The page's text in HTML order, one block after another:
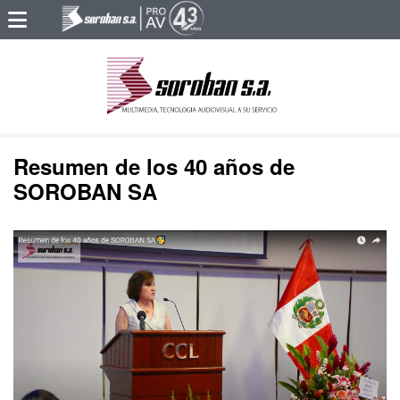
Resumen de los 40 años de
SOROBAN SA